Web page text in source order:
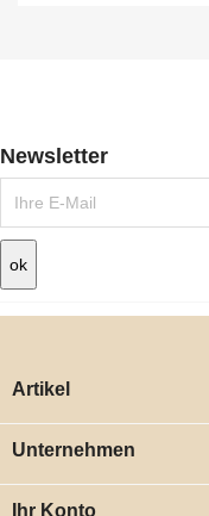
Newsletter
Artikel
Unternehmen
Ihr Konto